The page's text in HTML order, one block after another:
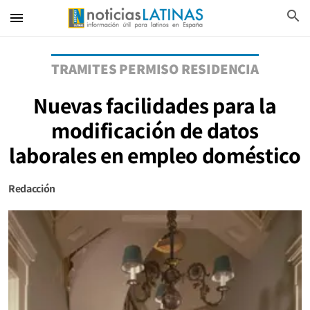
menu search
TRAMITES PERMISO RESIDENCIA
Nuevas facilidades para la
modificación de datos
laborales en empleo doméstico
Redacción